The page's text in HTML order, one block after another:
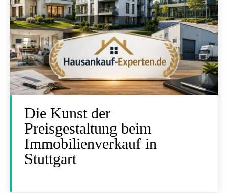
Die Kunst der
Preisgestaltung beim
Immobilienverkauf in
Stuttgart